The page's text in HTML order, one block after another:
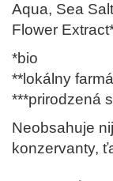
Aqua, Sea
Flower
*bio
**lokálny
***prirodzená
Neobsahuje
konzervanty,